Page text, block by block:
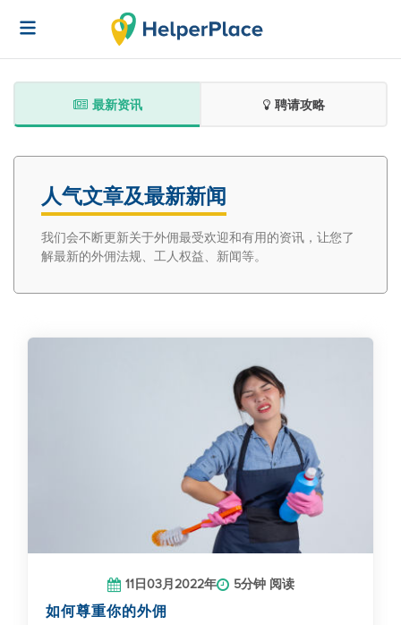
最新资讯 聘请攻略
人气文章及最新新闻
我们会不断更新关于外佣最受欢迎和有用的资讯，让您了
解最新的外佣法规、工人权益、新闻等。
11日03月2022年 5分钟 阅读
如何尊重你的外佣